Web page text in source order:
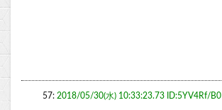
57: 2018/05/30(水) 10:33:23.73 ID:5YV4Rf/B0